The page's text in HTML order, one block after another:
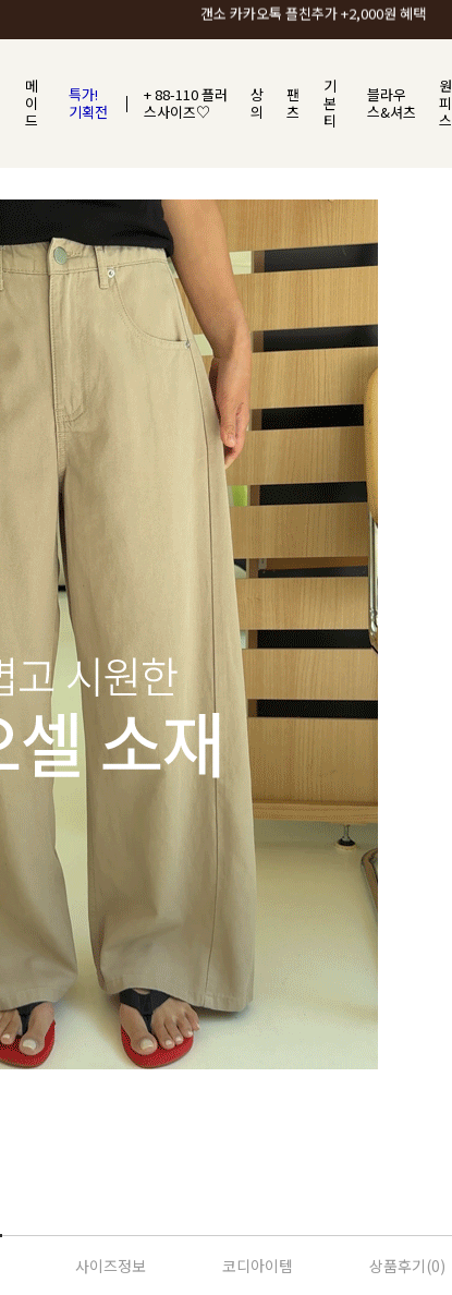
갠소에서 가장 많이 사랑받는 BEST ITEM
메
이
드
특가!
기획전
+ 88-110 플러
스사이즈♡
상
의
팬
츠
기
본
티
블라우
스&셔츠
원
피
스
사이즈정보 코디아이템 상품후기(0)